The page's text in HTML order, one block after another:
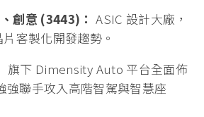
創意 (3443)： ASIC 設計大廠，
客製化開發趨勢。
旗下 Dimensity Auto 平台全面佈
強聯手攻入高階智駕與智慧座